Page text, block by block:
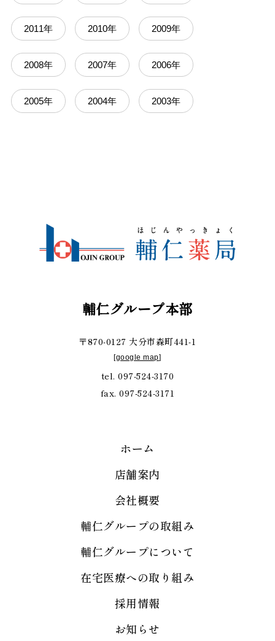
2011年 2010年 2009年
2008年 2007年 2006年
2005年 2004年 2003年
輔仁グループ本部
〒870-0127 大分市森町441-1
[google map]
tel. 097-524-3170
fax. 097-524-3171
ホーム
店舗案内
会社概要
輔仁グループの取組み
輔仁グループについて
在宅医療への取り組み
採用情報
お知らせ